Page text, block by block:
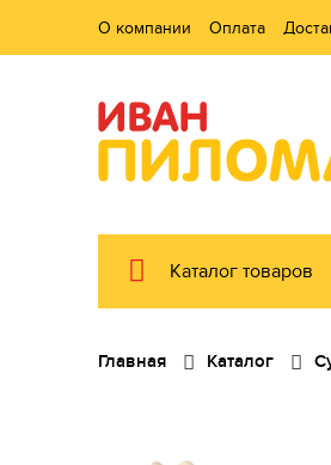
О компании Оплата
Каталог товаров
Главная Каталог